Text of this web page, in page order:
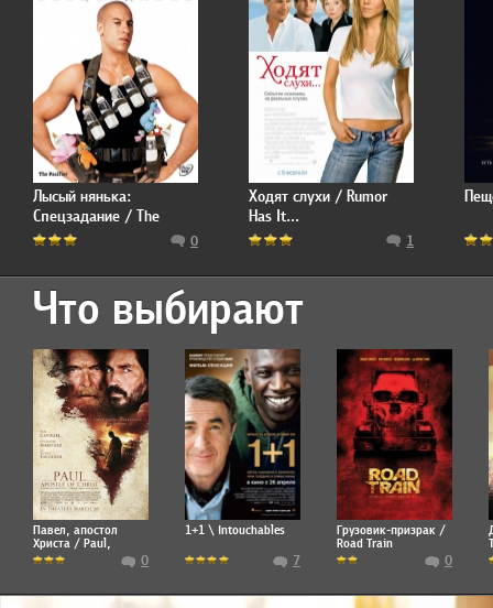
Лысый нянька:
Спецзадание / The
Pacifier
0
Ходят слухи / Rumor
Has It...
1
Что выбирают
Павел, апостол
Христа / Paul,
Apostle of Christ
0
1+1 \ Intouchables
7
Грузовик-призрак /
Road Train
0